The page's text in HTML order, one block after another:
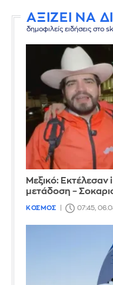
ΑΞΙΖΕΙ ΝΑ
δημοφιλείς ειδήσεις στο
Μεξικό:
μετάδοση –
ΚΟΣΜΟΣ 07:45,